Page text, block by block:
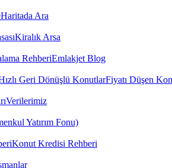
Haritada Ara
Kiralık Arsa
RehberiEmlakjet Blog
Geri Dönüşlü KonutlarFiyatı Düşen
Verilerimiz
Yatırım Fonu)
Konut Kredisi Rehberi